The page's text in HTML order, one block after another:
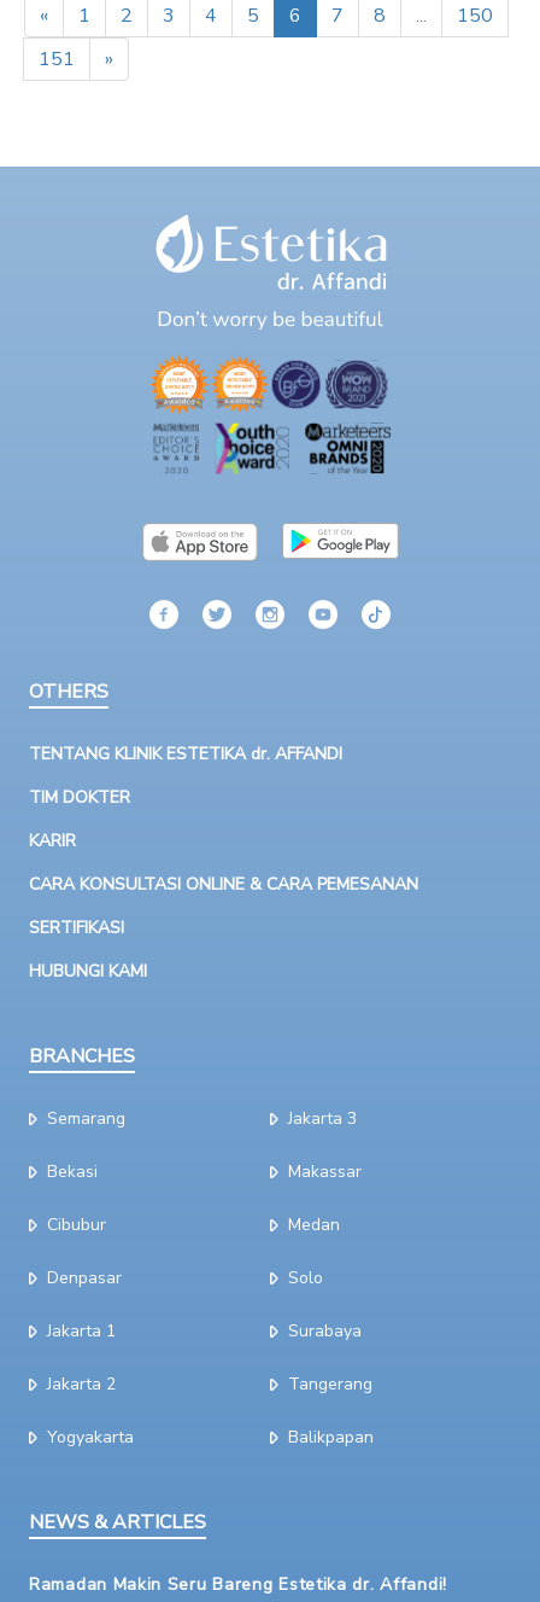
« 1 2 3 4 5 6 7 8 ...
150
151
»
OTHERS
TENTANG KLINIK ESTETIKA dr. AFFANDI
TIM DOKTER
KARIR
CARA KONSULTASI ONLINE & CARA PEMESANAN
SERTIFIKASI
HUBUNGI KAMI
BRANCHES
Semarang
Bekasi
Cibubur
Denpasar
Jakarta 1
Jakarta 2
Yogyakarta
Jakarta 3
Makassar
Medan
Solo
Surabaya
Tangerang
Balikpapan
NEWS & ARTICLES
Ramadan Makin Seru Bareng Estetika dr. Affandi!